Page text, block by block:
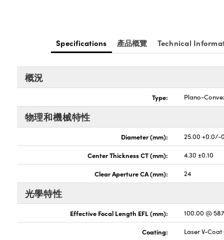
Specifications 產品概覽 Technical
概況
Type: Plano-
物理和機械特性
Diameter (mm): 25.00 +0.0/-
Center Thickness CT (mm): 4.30 ±0.10
Clear Aperture CA (mm): 24
光學特性
Effective Focal Length EFL (mm): 100.00 @
Coating: Laser V-